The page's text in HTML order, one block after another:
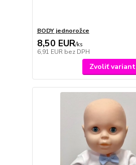
BODY jednorožce
8,50 EUR/ks
6,91 EUR bez DPH
Zvoliť variant